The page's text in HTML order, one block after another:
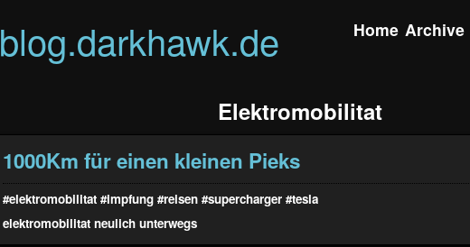
blog.darkhawk.de Home Archive
Elektromobilitat
1000Km für einen kleinen Pieks
#elektromobilitat #impfung #reisen #supercharger #tesla
elektromobilitat neulich unterwegs